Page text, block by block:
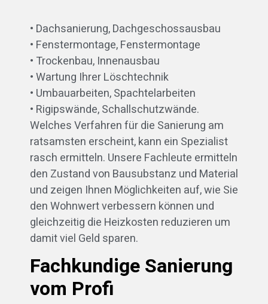
• Dachsanierung, Dachgeschossausbau
• Fenstermontage, Fenstermontage
• Trockenbau, Innenausbau
• Wartung Ihrer Löschtechnik
• Umbauarbeiten, Spachtelarbeiten
• Rigipswände, Schallschutzwände.
Welches Verfahren für die Sanierung am
ratsamsten erscheint, kann ein Spezialist
rasch ermitteln. Unsere Fachleute ermitteln
den Zustand von Bausubstanz und Material
und zeigen Ihnen Möglichkeiten auf, wie Sie
den Wohnwert verbessern können und
gleichzeitig die Heizkosten reduzieren um
damit viel Geld sparen.
Fachkundige Sanierung
vom Profi